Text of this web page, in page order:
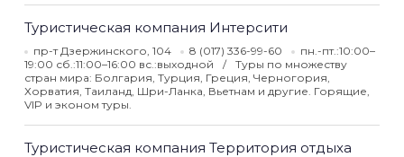
Туристическая компания Интерсити
пр-т Дзержинского, 104 8 (017) 336-99-60
пн.-пт.:10:00–
19:00 сб.:11:00–16:00 вс.:выходной
Туры по множеству
стран мира: Болгария, Турция, Греция, Черногория,
Хорватия, Таиланд, Шри-Ланка, Вьетнам и другие. Горящие,
VIP и эконом туры.
Туристическая компания Территория отдыха